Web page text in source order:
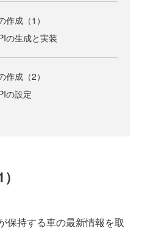
作成（1）
の生成と実装
作成（2）
の設定
保持する車の最新情報を取